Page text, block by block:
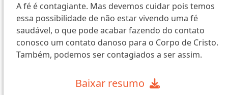
A fé é contagiante. Mas devemos cuidar pois temos
essa possibilidade de não estar vivendo uma fé
saudável, o que pode acabar fazendo do contato
conosco um contato danoso para o Corpo de Cristo.
Também, podemos ser contagiados a ser assim.
Baixar resumo